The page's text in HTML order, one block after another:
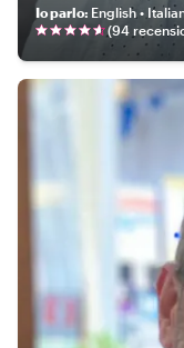
Io parlo: English •
(94